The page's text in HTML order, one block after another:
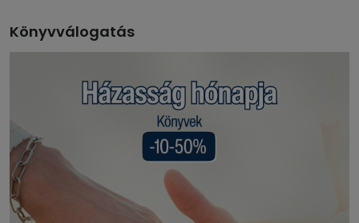
Könyvválogatás